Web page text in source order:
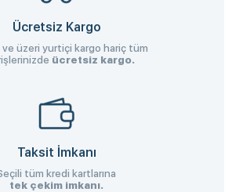
Ücretsiz Kargo
üzeri yurtiçi kargo hariç tüm
ücretsiz kargo.
Taksit İmkanı
tüm kredi kartlarına
tek çekim imkanı.